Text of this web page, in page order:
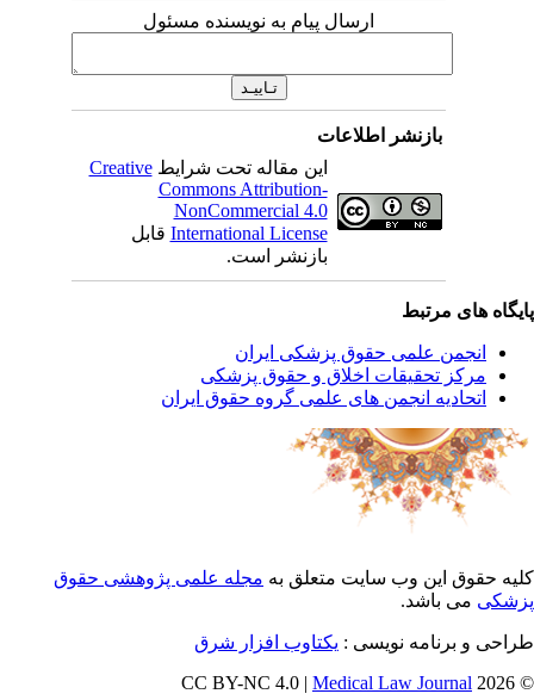
ارسال پیام به نویسنده مسئول
بازنشر اطلاعات
این مقاله تحت شرایطCreative
Commons Attribution-
NonCommercial 4.0
International Licenseقابل
بازنشر است.
های مرتبط
انجمن علمی حقوق پزشکی ایران
مرکز تحقیقات اخلاق و حقوق پزشکی
اتحادیه انجمن های علمی گروه حقوق ایران
حقوق این وب سایت متعلق بهمجله علمی پژوهشی حقوق
می باشد.
و برنامه نویسی : یکتاوب افزار شرق
©
Medical Law Journal